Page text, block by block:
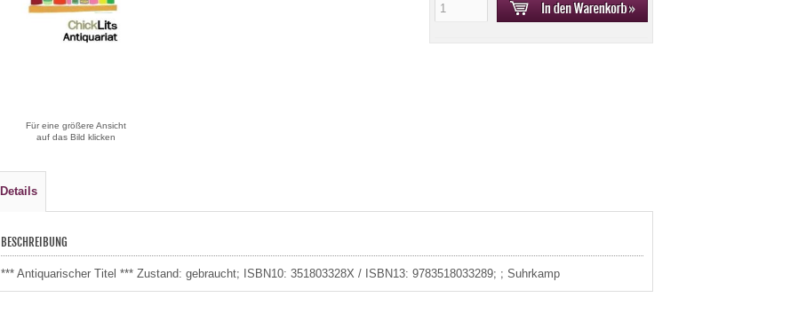
Für eine größere Ansicht
auf das Bild klicken
Details
BESCHREIBUNG
*** Antiquarischer Titel *** Zustand: gebraucht; ISBN10: 351803328X / ISBN13: 9783518033289; ; Suhrkamp